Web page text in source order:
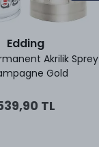
Edding
Akrilik Sprey
Gold
TL